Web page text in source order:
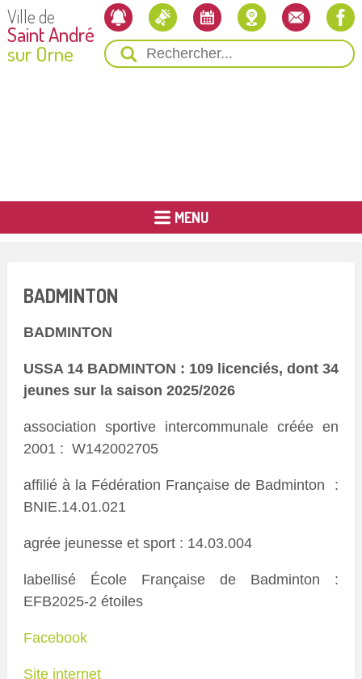
Ville de
Saint André
sur Orne
MENU
BADMINTON
BADMINTON
USSA 14 BADMINTON : 109 licenciés, dont 34
jeunes sur la saison 2025/2026
association sportive intercommunale créée en
2001 : W142002705
affilié à la Fédération Française de Badminton :
BNIE.14.01.021
agrée jeunesse et sport : 14.03.004
labellisé École Française de Badminton :
EFB2025-2 étoiles
Facebook
Site internet